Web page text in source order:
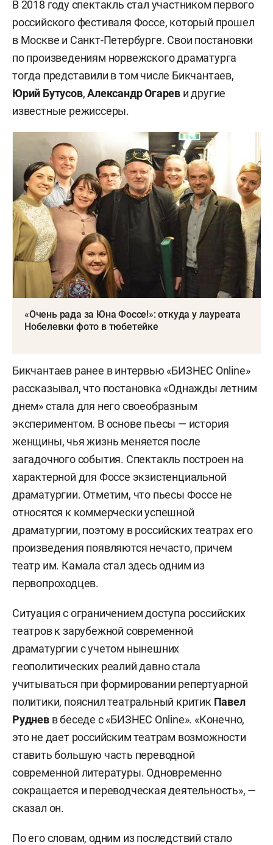
В 2018 году спектакль стал участником первого
российского фестиваля Фоссе, который прошел
в Москве и Санкт-Петербурге. Свои постановки
по произведениям норвежского драматурга
тогда представили в том числе Бикчантаев,
Юрий Бутусов,Александр Огарев и другие
известные режиссеры.
«Очень рада за Юна Фоссе!»: откуда у лауреата
Нобелевки фото в тюбетейке
Бикчантаев ранее в интервью «БИЗНЕС Online»
рассказывал, что постановка «Однажды летним
днем» стала для него своеобразным
экспериментом. В основе пьесы — история
женщины, чья жизнь меняется после
загадочного события. Спектакль построен на
характерной для Фоссе экзистенциальной
драматургии. Отметим, что пьесы Фоссе не
относятся к коммерчески успешной
драматургии, поэтому в российских театрах его
произведения появляются нечасто, причем
театр им. Камала стал здесь одним из
первопроходцев.
Ситуация с ограничением доступа российских
театров к зарубежной современной
драматургии с учетом нынешних
геополитических реалий давно стала
учитываться при формировании репертуарной
политики, пояснил театральный критик Павел
Руднев в беседе с «БИЗНЕС Online». «Конечно,
это не дает российским театрам возможности
ставить большую часть переводной
современной литературы. Одновременно
сокращается и переводческая деятельность», —
сказал он.
По его словам, одним из последствий стало